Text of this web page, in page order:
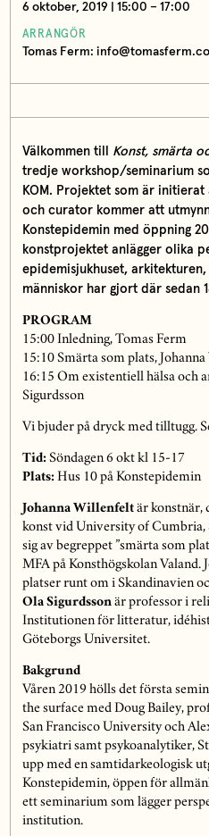
6 oktober, 2019 | 15:00 – 17:00
ARRANGÖR
Tomas Ferm:
Välkommen till Konst, smärta
tredje workshop/seminarium
KOM. Projektet som är initierat
och curator kommer att
Konstepidemin med öppning
konstprojektet anlägger olika
epidemisjukhuset,
människor har gjort där sedan
PROGRAM
15:00 Inledning, Tomas Ferm
15:10 Smärta som plats,
16:15 Om existentiell hälsa och
Sigurdsson
Vi bjuder på dryck med tilltugg.
Tid:Söndagen 6 okt kl 15-17
Plats:Hus 10 på Konstepidemin
Johanna Willenfeltär konstnär,
konst vid University of
sig av begreppet ”smärta som
MFA på Konsthögskolan Valand.
platser runt om i Skandinavien
Ola Sigurdssonär professor i
Institutionen för litteratur,
Göteborgs Universitet.
Bakgrund
Våren 2019 hölls det första
the surface med Doug Bailey,
San Francisco University och
psykiatri samt psykoanalytiker,
upp med en samtidarkeologisk
Konstepidemin, öppen för
ett seminarium som lägger
institution.